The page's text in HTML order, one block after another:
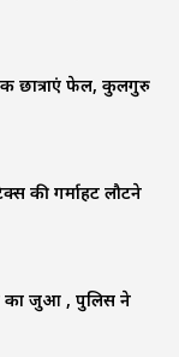
छात्राएं फेल, कुलगुरु
की गर्माहट लौटने
का जुआ , पुलिस ने